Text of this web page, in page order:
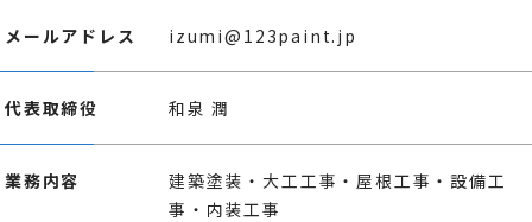
メールアドレス izumi@123paint.jp
代表取締役 和泉 潤
業務内容
建築塗装・大工工事・屋根工事・設備工
事・内装工事